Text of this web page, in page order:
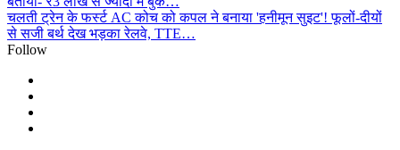
चलती ट्रेन के फर्स्ट AC कोच को कपल ने बनाया 'हनीमून सुइट'! फूलों-दीयों
से सजी बर्थ देख भड़का रेलवे, TTE…
Follow